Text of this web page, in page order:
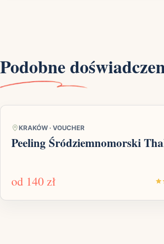
Podobne
KRAKÓW · VOUCHER
Peeling Śródziemnomorski
od 140 zł